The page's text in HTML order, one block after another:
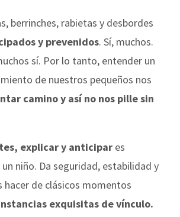
berrinches, rabietas y desbordes
y prevenidos. Sí, muchos.
sí. Por lo tanto, entender un
de nuestros pequeños nos
camino y así no nos pille sin
explicar y anticipar es
niño. Da seguridad, estabilidad y
hacer de clásicos momentos
exquisitas de vínculo.